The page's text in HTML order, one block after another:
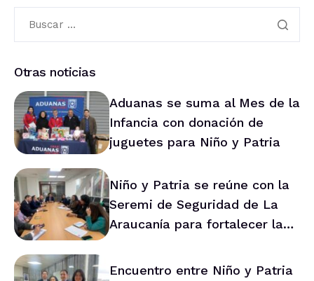
Otras noticias
Aduanas se suma al Mes de la
Infancia con donación de
juguetes para Niño y Patria
Niño y Patria se reúne con la
Seremi de Seguridad de La
Araucanía para fortalecer la
Encuentro entre Niño y Patria